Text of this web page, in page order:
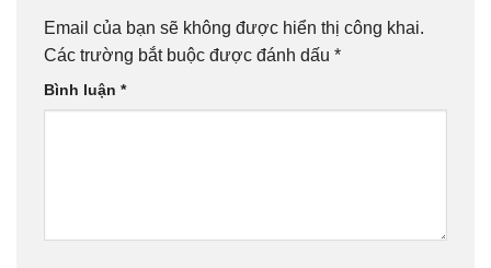
Email của bạn sẽ không được hiển thị công khai.
Các trường bắt buộc được đánh dấu *
Bình luận *